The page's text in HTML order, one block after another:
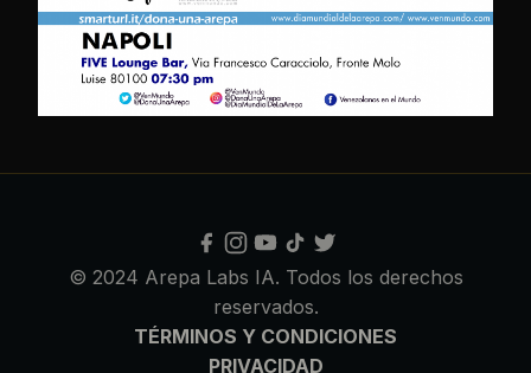
© 2024 Arepa Labs IA. Todos los derechos
reservados.
TÉRMINOS Y CONDICIONES
PRIVACIDAD